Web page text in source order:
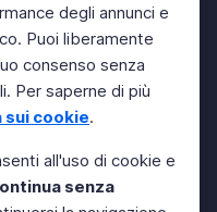
degli annunci e
Puoi liberamente
consenso senza
Per saperne di più
cookie.
all'uso di cookie e
senza